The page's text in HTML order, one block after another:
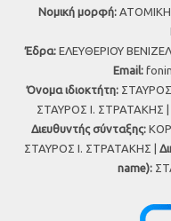
Νομική μορφή: ΑΤΟΜΙΚΗ
Έδρα: ΕΛΕΥΘΕΡΙΟΥ
Εmail:
Όνομα ιδιοκτήτη: ΣΤΑΥΡΟΣ
ΣΤΑΥΡΟΣ Ι. ΣΤΡΑΤΑΚΗΣ |
Διευθυντής σύνταξης:
ΣΤΑΥΡΟΣ Ι. ΣΤΡΑΤΑΚΗΣ |
name):